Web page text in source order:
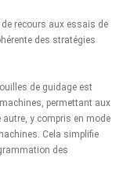
recours aux essais de
des stratégies
de guidage est
permettant aux
autre, y compris en mode
Cela simplifie
des